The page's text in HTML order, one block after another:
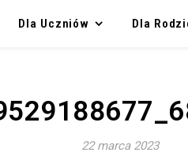
Dla Uczniów Dla
22 marca 2023